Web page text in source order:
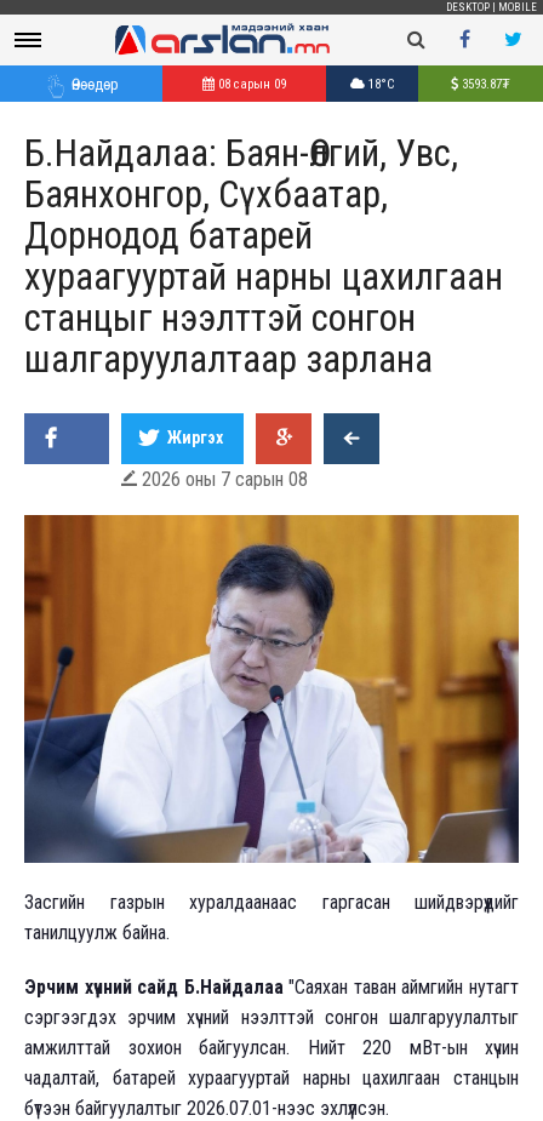
DESKTOP MOBILE
Өнөөдөр 08 сарын 09 18°C 3593.87₮
Б.Найдалаа: Баян-Өлгий, Увс,
Баянхонгор, Сүхбаатар,
Дорнодод батарей
хураагууртай нарны цахилгаан
станцыг нээлттэй сонгон
шалгаруулалтаар зарлана
Жиргэх
 2026 оны 7 сарын 08
Засгийн газрын хуралдаанаас гаргасан шийдвэрүүдийг
танилцуулж байна.
Эрчим хүчний сайд Б.Найдалаа "Саяхан таван аймгийн нутагт
сэргээгдэх эрчим хүчний нээлттэй сонгон шалгаруулалтыг
амжилттай зохион байгуулсан. Нийт 220 мВт-ын хүчин
чадалтай, батарей хураагууртай нарны цахилгаан станцын
бүтээн байгуулалтыг 2026.07.01-нээс эхлүүлсэн.